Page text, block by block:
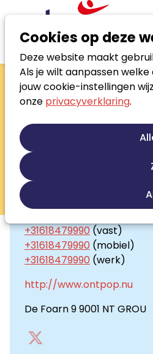
Cookies op deze
Deze website maakt
Als je wilt aanpassen
jouw cookie-instellingen
onze privacyverklaring.
Zoek loopbaanspecialist
Wies ten
Coach, Trainer, Eigenaar
Loopbaanontwikkeling
Persoonlijke ontwikkeling
Re-integratie tweede
Stress en burnout
Beroepskeuze begeleiding
Contact
+31618479990(vast)
+31618479990 (mobiel)
+31618479990 (werk)
http://www.ontpop.nu
De Foarn 9 9001 NT GROU